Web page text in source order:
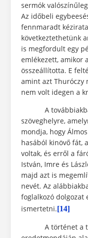
sermók
Az időbeli
fennmaradt
következtethetünk
is megfordult egy
emlékezett, amikor
összeállította. E
amint azt Thuróczy
nem volt idegen a
A továbbiakban
szöveghelyre,
mondja, hogy
hasából kinövő fát,
voltak, és erről a
István, Imre és
majd azt is
nevét. Az
foglalkozó dolgozat
ismertetni.[14]
A történet a